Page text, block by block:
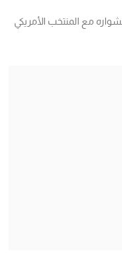
مع المنتخب الأمريكي